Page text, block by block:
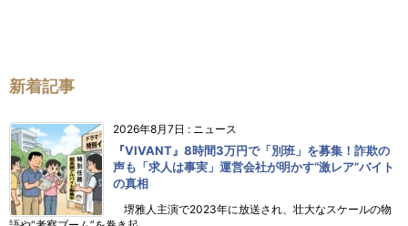
新着記事
2026年8月7日 : ニュース
『VIVANT』8時間3万円で「別班」を募集！詐欺の
声も「求人は事実」運営会社が明かす“激レア”バイト
の真相
堺雅人主演で2023年に放送され、壮大なスケールの物